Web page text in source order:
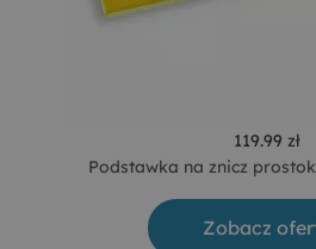
119.99 zł
Podstawka na znicz
Zobacz